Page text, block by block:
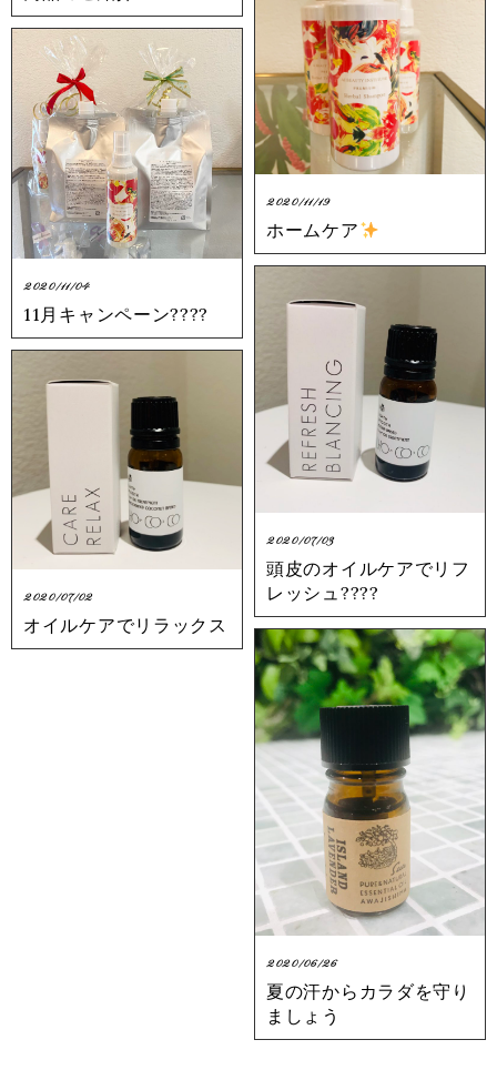
2020/11/19
ホームケア
2020/11/04
11月キャンペーン????
2020/07/03
頭皮のオイルケアでリフ
レッシュ????
2020/07/02
オイルケアでリラックス
2020/06/26
夏の汗からカラダを守り
ましょう